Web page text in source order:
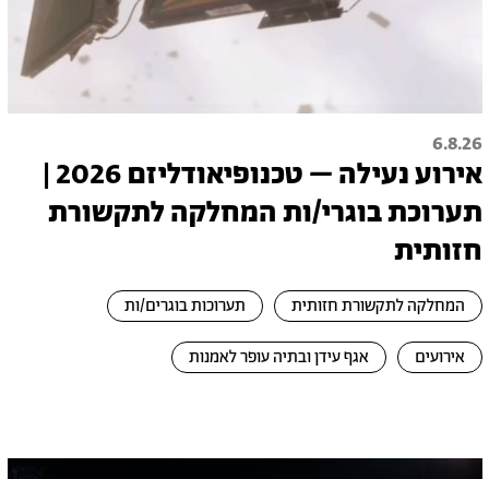
6.8.26
אירוע נעילה – טכנופיאודליזם 2026 |
תערוכת בוגרי/ות המחלקה לתקשורת
חזותית
המחלקה לתקשורת חזותית תערוכות בוגרים/ות
אירועים אגף עידן ובתיה עופר לאמנות